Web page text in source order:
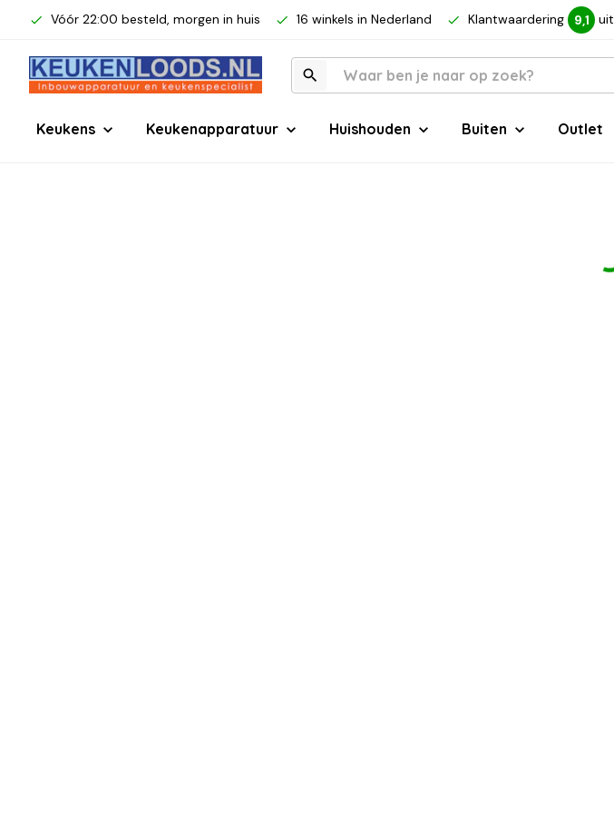
Vóór 22:00 besteld, morgen in huis 16 winkels in Nederland Klantwaardering 9,1 uit
Keukens Keukenapparatuur Huishouden Buiten Outlet